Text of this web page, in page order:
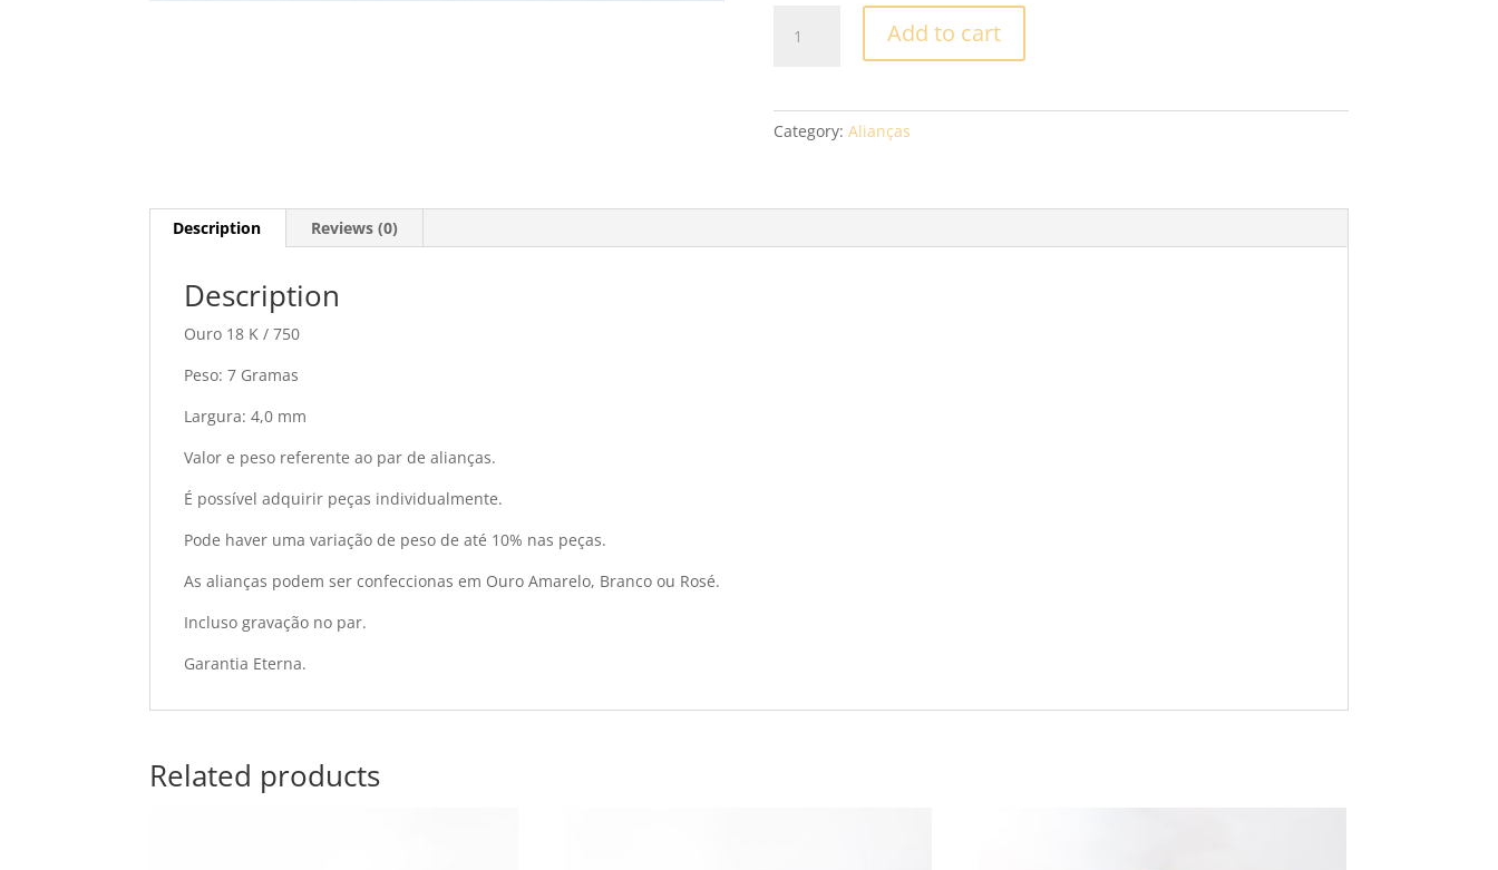
Casamento
Add to cart
Category: Alianças
Description Reviews (0)
Description
Ouro 18 K / 750
Peso: 7 Gramas
Largura: 4,0 mm
Valor e peso referente ao par de alianças.
É possível adquirir peças individualmente.
Pode haver uma variação de peso de até 10% nas peças.
As alianças podem ser confeccionas em Ouro Amarelo, Branco ou Rosé.
Incluso gravação no par.
Garantia Eterna.
Related products